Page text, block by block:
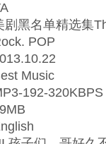
剧黑名单精选集
POP
Music
192-320KBPS